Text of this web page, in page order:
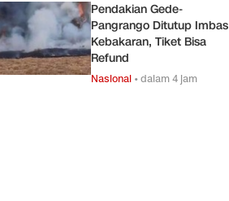
Pendakian Gede-
Pangrango Ditutup Imbas
Kebakaran, Tiket Bisa
Refund
Nasional •dalam 4 jam